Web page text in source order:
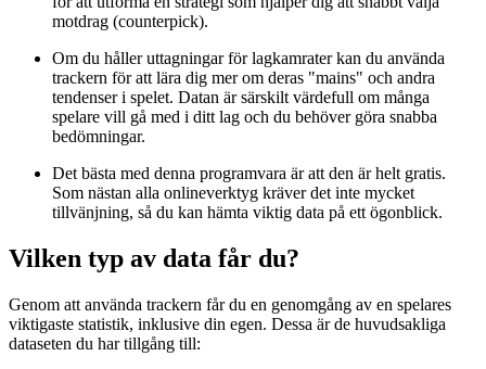
motdrag (counterpick).
Om du håller uttagningar för lagkamrater kan du använda
trackern för att lära dig mer om deras "mains" och andra
tendenser i spelet. Datan är särskilt värdefull om många
spelare vill gå med i ditt lag och du behöver göra snabba
bedömningar.
Det bästa med denna programvara är att den är helt gratis.
Som nästan alla onlineverktyg kräver det inte mycket
tillvänjning, så du kan hämta viktig data på ett ögonblick.
Vilken typ av data får du?
Genom att använda trackern får du en genomgång av en spelares
viktigaste statistik, inklusive din egen. Dessa är de huvudsakliga
dataseten du har tillgång till: